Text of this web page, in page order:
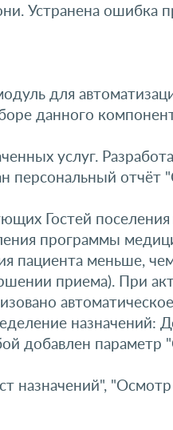
Устранена ошибка
для
данного
услуг.
персональный отчёт
Гостей поселения
программы
пациента меньше,
приема). При
назначений:
добавлен параметр
назначений",